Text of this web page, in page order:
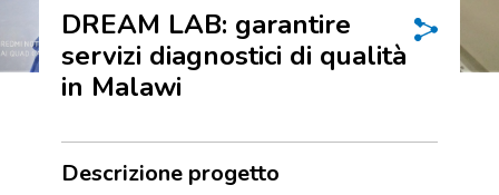
DREAM LAB: garantire
servizi diagnostici di qualità
in Malawi
Descrizione progetto